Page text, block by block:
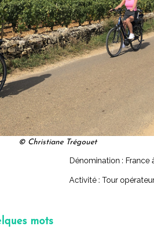
© Christiane Trégouet
Dénomination : France
Activité : Tour
mots